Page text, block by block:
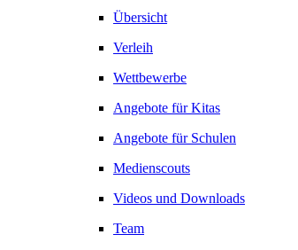
Übersicht
Verleih
Wettbewerbe
Angebote für Kitas
Angebote für Schulen
Medienscouts
Videos und Downloads
Team